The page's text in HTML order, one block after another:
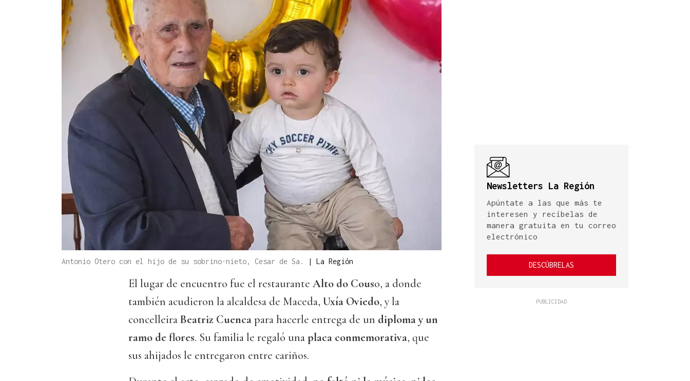
Antonio Otero con el hijo de su sobrino-nieto, Cesar de Sa. | La Región
El lugar de encuentro fue el restaurante Alto do Couso, a donde
también acudieron la alcaldesa de Maceda, Uxía Oviedo, y la
concelleiraBeatriz Cuencapara hacerle entrega de un diploma y un
ramo de flores. Su familia le regaló unaplaca conmemorativa, que
sus ahijados le entregaron entre cariños.
Newsletters La Región
Apúntate a las que más te
interesen y recíbelas de
manera gratuita en tu correo
electrónico
DESCÚBRELAS